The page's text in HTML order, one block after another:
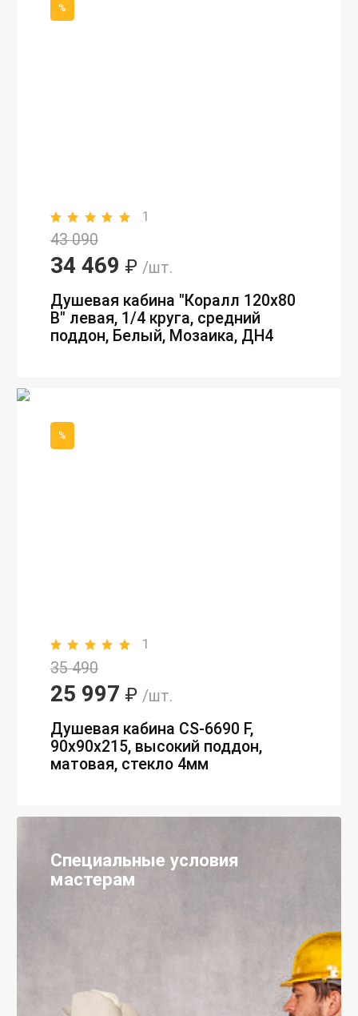
%
1
43 090
34 469 ₽ /шт.
Душевая кабина "Коралл 120х80
В" левая, 1/4 круга, средний
поддон, Белый, Мозаика, ДН4
%
1
35 490
25 997 ₽ /шт.
Душевая кабина CS-6690 F,
90х90х215, высокий поддон,
матовая, стекло 4мм
Специальные условия
мастерам